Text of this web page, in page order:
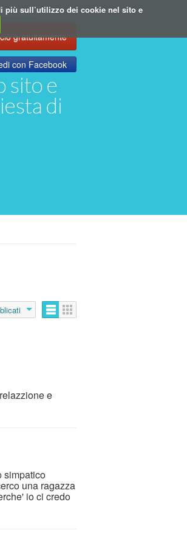
più sull’utilizzo dei cookie nel sito e
sito e
di
gratuito
gratuitamente
con Facebook
e
simpatico
una ragazza
io ci credo